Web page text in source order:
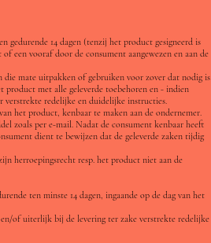
gedurende 14 dagen (tenzij het product gesigneerd is
een vooraf door de consument aangewezen en aan de
mate uitpakken of gebruiken voor zover dat nodig is
met alle geleverde toebehoren en - indien
redelijke en duidelijke instructies.
het product, kenbaar te maken aan de ondernemer.
zoals per e-mail. Nadat de consument kenbaar heeft
dient te bewijzen dat de geleverde zaken tijdig
herroepingsrecht resp. het product niet aan de
ten minste 14 dagen, ingaande op de dag van het
of uiterlijk bij de levering ter zake verstrekte redelijke